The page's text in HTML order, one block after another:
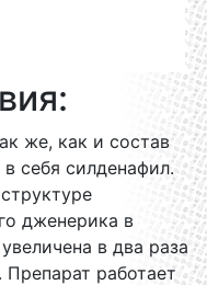
же, как и состав
себя силденафил.
дженерика в
в два раза
Препарат работает